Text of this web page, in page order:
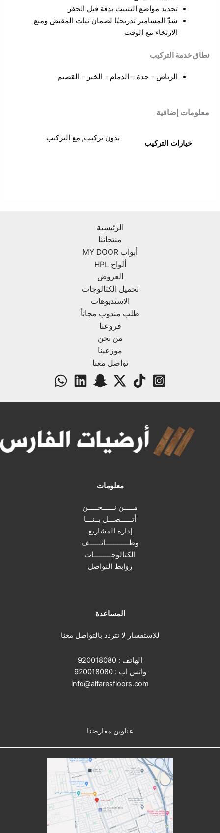
تحديد مواضع التثبيت بدقة قبل الحفر
شدّ المسامير تدريجيًا لضمان ثبات المقبض ومنع
الارتخاء مع الوقت
نطاق خدمة التركيب
الرياض – جدة – الدمام – الخبر – القصيم
معلومات إضافية
خيارات التركيب
بدون تركيب, مع التركيب
الرئيسية
منتجاتنا
أبواب MY DOOR
ألواح HPL
العروض
تحميل الكتالوجات
الاستديوهات
طلب مندوب مجاناً
فروعنا
من نحن
موزعينا
تواصل معنا
معلومات
مـــــن نــــــحـــــن
أتــــــصـــل بــنـــا
إدارة المشاريع
وظــــــــــــائــــــف
الكتالوجـــــــــات
روابط التواصل
المساعدة
للإستفسار لا تتردد بالتواصل معنا
الهاتف : 920018080
واتس اب :920018080
info@alfaresfloors.com
عناوين معارضنا